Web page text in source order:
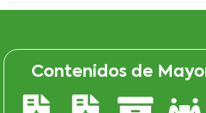
Contenidos de